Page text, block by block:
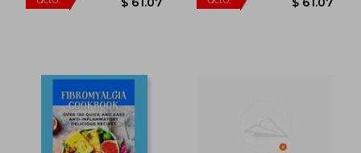
45%
dcto. $ 148.80